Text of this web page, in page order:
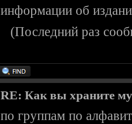
информации об
(Последний раз
RE: Как вы храните
по группам по